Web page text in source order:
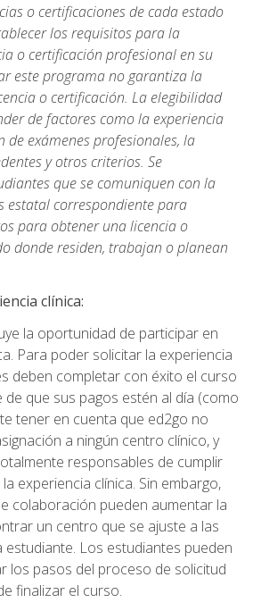
o certificaciones de cada estado
los requisitos para la
o certificación profesional en su
este programa no garantiza la
o certificación. La elegibilidad
de factores como la experiencia
exámenes profesionales, la
y otros criterios. Se
que se comuniquen con la
estatal correspondiente para
para obtener una licencia o
donde residen, trabajan o planean
clínica:
la oportunidad de participar en
Para poder solicitar la experiencia
deben completar con éxito el curso
de que sus pagos estén al día (como
tener en cuenta que ed2go no
a ningún centro clínico, y
responsables de cumplir
experiencia clínica. Sin embargo,
colaboración pueden aumentar la
un centro que se ajuste a las
estudiante. Los estudiantes pueden
los pasos del proceso de solicitud
finalizar el curso.